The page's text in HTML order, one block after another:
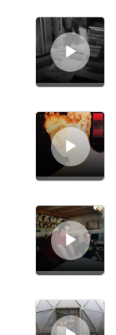
Lecteur audio
Lecteur audio
Lecteur audio
Lecteur audio